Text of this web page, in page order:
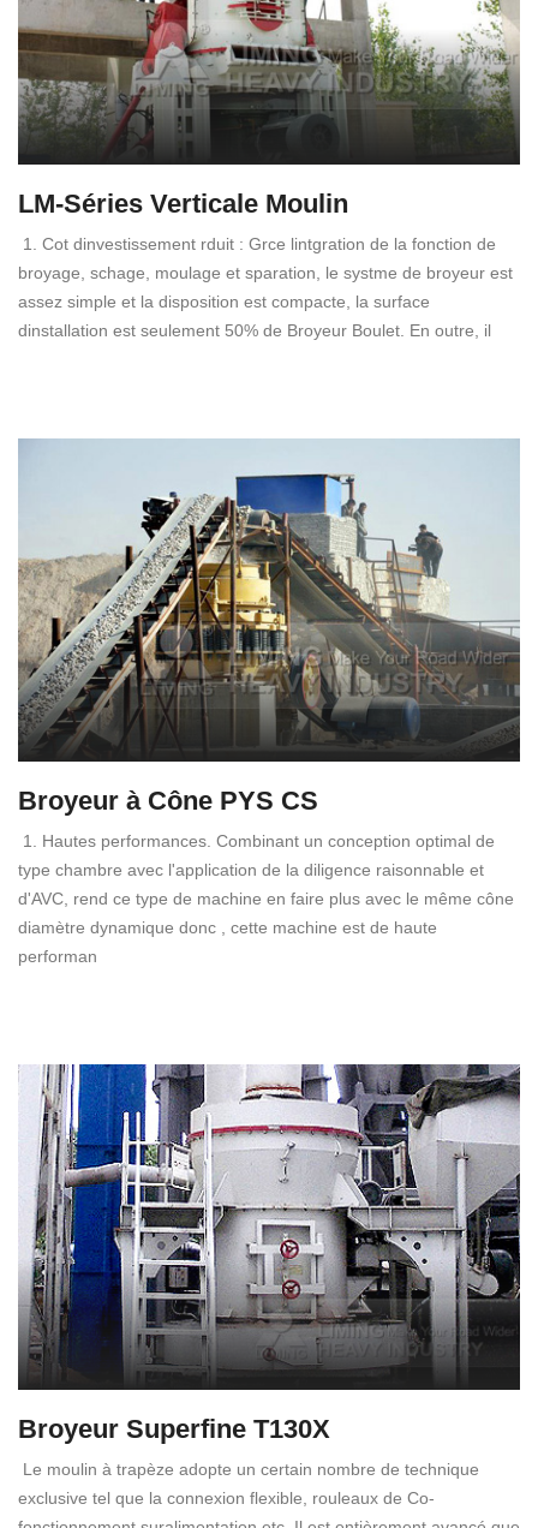
LM-Séries Verticale Moulin
1. Cot dinvestissement rduit : Grce lintgration de la fonction de
broyage, schage, moulage et sparation, le systme de broyeur est
assez simple et la disposition est compacte, la surface
dinstallation est seulement 50% de Broyeur Boulet. En outre, il
Broyeur à Cône PYS CS
1. Hautes performances. Combinant un conception optimal de
type chambre avec l'application de la diligence raisonnable et
d'AVC, rend ce type de machine en faire plus avec le même cône
diamètre dynamique donc , cette machine est de haute
performan
Broyeur Superfine T130X
Le moulin à trapèze adopte un certain nombre de technique
exclusive tel que la connexion flexible, rouleaux de Co-